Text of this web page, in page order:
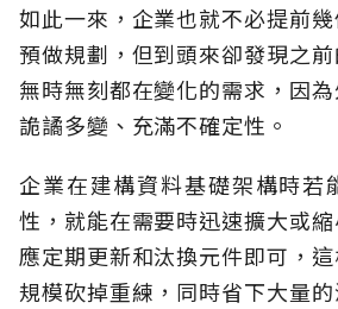
如此一來，企業也就不必提前
預做規劃，但到頭來卻發現之
無時無刻都在變化的需求，因
詭譎多變、充滿不確定性。
企業在建構資料基礎架構時若
性，就能在需要時迅速擴大或
應定期更新和汰換元件即可，
規模砍掉重練，同時省下大量